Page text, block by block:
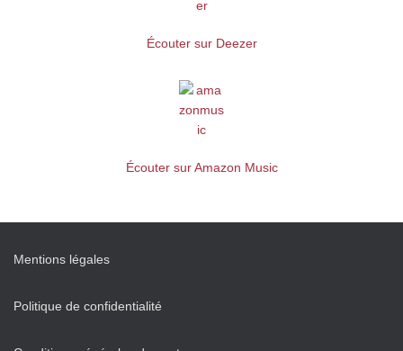
Écouter sur Deezer
Écouter sur Amazon Music
Mentions légales
Politique de confidentialité